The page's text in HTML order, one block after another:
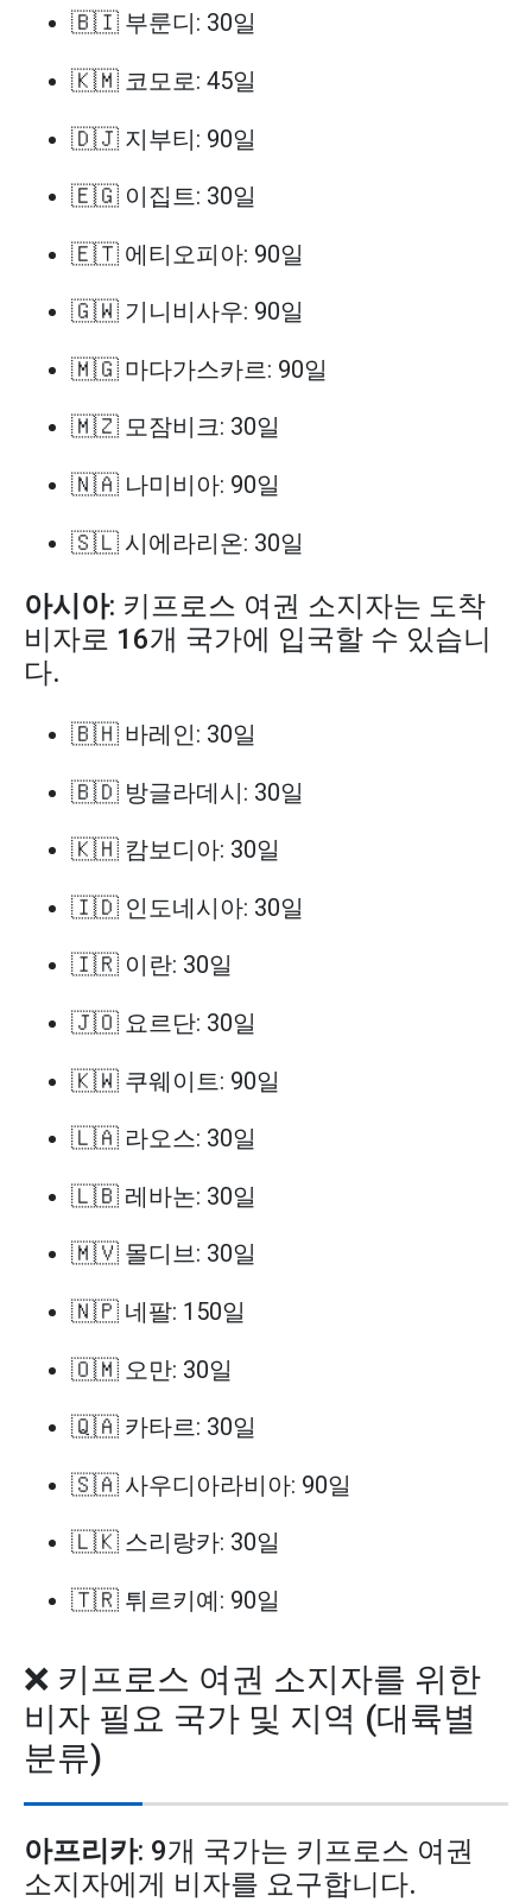
🇧🇮 부룬디: 30일
🇰🇲 코모로: 45일
🇩🇯 지부티: 90일
🇪🇬 이집트: 30일
🇪🇹 에티오피아: 90일
🇬🇼 기니비사우: 90일
🇲🇬 마다가스카르: 90일
🇲🇿 모잠비크: 30일
🇳🇦 나미비아: 90일
🇸🇱 시에라리온: 30일
아시아: 키프로스 여권 소지자는 도착
비자로 16개 국가에 입국할 수 있습니
다.
🇧🇭 바레인: 30일
🇧🇩 방글라데시: 30일
🇰🇭 캄보디아: 30일
🇮🇩 인도네시아: 30일
🇮🇷 이란: 30일
🇯🇴 요르단: 30일
🇰🇼 쿠웨이트: 90일
🇱🇦 라오스: 30일
🇱🇧 레바논: 30일
🇲🇻 몰디브: 30일
🇳🇵 네팔: 150일
🇴🇲 오만: 30일
🇶🇦 카타르: 30일
🇸🇦 사우디아라비아: 90일
🇱🇰 스리랑카: 30일
🇹🇷 튀르키예: 90일
❌ 키프로스 여권 소지자를 위한
비자 필요 국가 및 지역 (대륙별
분류)
아프리카: 9개 국가는 키프로스 여권
소지자에게 비자를 요구합니다.